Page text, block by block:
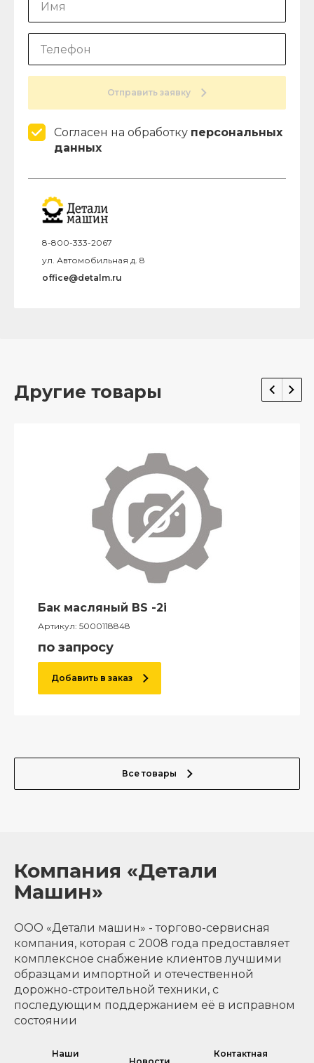
Отправить заявку
Согласен на обработку персональных
данных
8-800-333-2067
ул. Автомобильная д. 8
office@detalm.ru
Другие товары
Бак масляный BS -2i
Артикул: 5000118848
по запросу
Добавить в заказ
Все товары
Компания «Детали
Машин»
ООО «Детали машин» - торгово-сервисная
компания, которая с 2008 года предоставляет
комплексное снабжение клиентов лучшими
образцами импортной и отечественной
дорожно-строительной техники, с
последующим поддержанием её в исправном
состоянии
Наши
Контактная